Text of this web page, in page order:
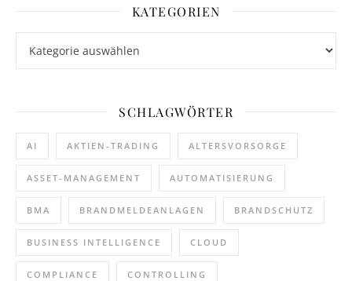
KATEGORIEN
SCHLAGWÖRTER
AI AKTIEN-TRADING ALTERSVORSORGE
ASSET-MANAGEMENT AUTOMATISIERUNG
BMA BRANDMELDEANLAGEN BRANDSCHUTZ
BUSINESS INTELLIGENCE CLOUD
COMPLIANCE CONTROLLING